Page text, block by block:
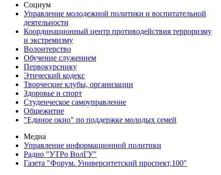
Социум
Управление молодежной политики и воспитательной
деятельности
Координационный центр противодействия терроризму
и экстремизму
Волонтерство
Обучение служением
Первокурснику
Этический кодекс
Творческие клубы, организации
Здоровье и спорт
Студенческое самоуправление
Общежитие
"Единое окно" по поддержке молодых семей
Медиа
Управление информационной политики
Радио "УТРо ВолГУ"
Газета "Форум. Университетский проспект,100"